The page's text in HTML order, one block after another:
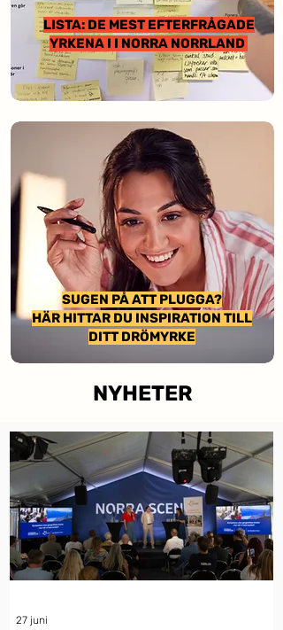
LISTA: DE MEST EFTERFRÅGADE
YRKENA I I NORRA NORRLAND
SUGEN PÅ ATT PLUGGA?
HÄR HITTAR DU INSPIRATION TILL
DITT DRÖMYRKE
NYHETER
27 juni